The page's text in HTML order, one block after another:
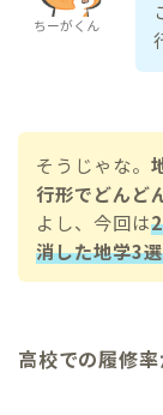
ちーがくん
そうじゃな。
行形でどんど
よし、今回は
消した地学3選
高校での履修